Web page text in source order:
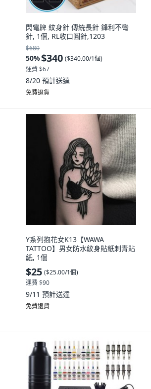
閃電牌 紋身針 傳統長針 鋒利不彎
針, 1個, RL收口圓針,1203
$680
50%$340 ($340.00/1個)
運費 $67
8/20 預計送達
免費退貨
Y系列抱花女K13【WAWA
TATTOO】男女防水紋身貼紙刺青貼
紙, 1個
$25 ($25.00/1個)
運費 $90
9/11 預計送達
免費退貨